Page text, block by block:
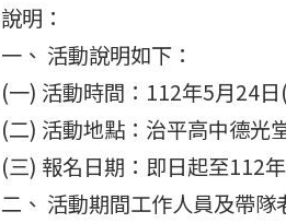
說明：
一、 活動說明如下：
(一) 活動時間：112年5月24
(二) 活動地點：治平高中德光
(三) 報名日期：即日起至112
二、 活動期間工作人員及帶隊